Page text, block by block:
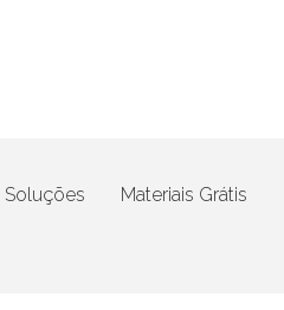
Soluções Materiais Grátis